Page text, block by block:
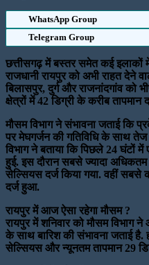
WhatsApp Group
Telegram Group
छत्तीसगढ़ में बस्तर समेत कई इलाकों
राजधानी रायपुर को अभी राहत देने
बिलासपुर, दुर्ग और राजनांदगांव को
क्षेत्रों में 42 डिग्री के करीब तापमान
मौसम विभाग ने संभावना जताई कि
पर मेघगर्जन की गतिविधि के साथ तेज
विभाग ने बताया कि पिछले 24 घंटों
हुई. इस दौरान सबसे ज्यादा अधिकतम
सेल्सियस दर्ज किया गया. वहीं सबसे
दर्ज हुआ.
रायपुर में आज ऐसा रहेगा मौसम ?
रायपुर में शनिवार को मौसम
के साथ बारिश की संभावना जताई है.
सेल्सियस और न्यूनतम तापमान 29